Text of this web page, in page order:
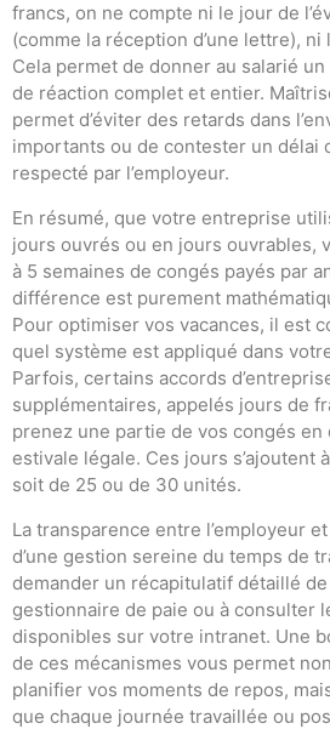
francs, on ne compte ni le jour de
(comme la réception d’une lettre), ni
Cela permet de donner au salarié
de réaction complet et entier.
permet d’éviter des retards dans
importants ou de contester un délai
respecté par l’employeur.
En résumé, que votre entreprise
jours ouvrés ou en jours ouvrables,
à 5 semaines de congés payés par
différence est purement
Pour optimiser vos vacances, il est
quel système est appliqué dans
Parfois, certains accords
supplémentaires, appelés jours de
prenez une partie de vos congés
estivale légale. Ces jours s’ajoutent
soit de 25 ou de 30 unités.
La transparence entre l’employeur
d’une gestion sereine du temps de
demander un récapitulatif détaillé
gestionnaire de paie ou à consulter
disponibles sur votre intranet. Une
de ces mécanismes vous permet
planifier vos moments de repos,
que chaque journée travaillée ou